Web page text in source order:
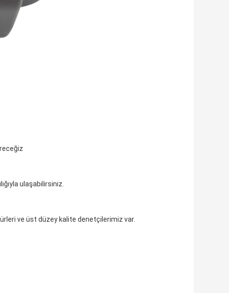
ulaşabilirsiniz.
ve üst düzey kalite denetçilerimiz var.